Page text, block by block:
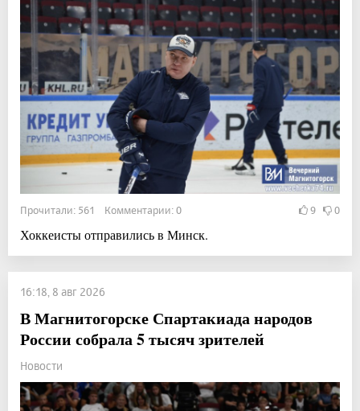
Прочитали: 561 Комментарии: 0 9 0
Хоккеисты отправились в Минск.
16:18, 8 авг 2026
В Магнитогорске Спартакиада народов
России собрала 5 тысяч зрителей
Новости